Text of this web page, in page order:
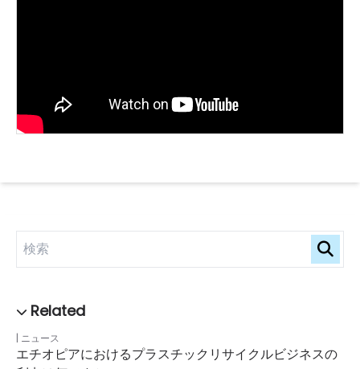
ニュース
エチオピアにおけるプラスチックリサイクルビジネスの